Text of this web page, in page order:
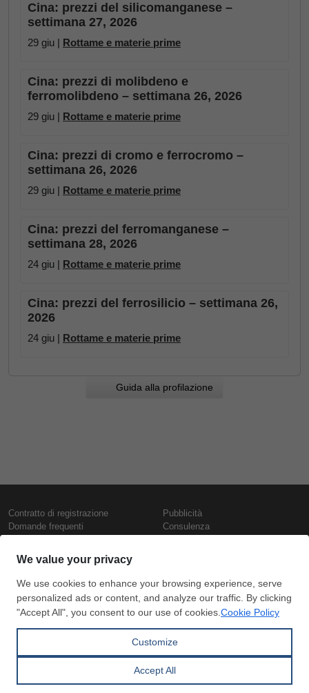
Cina: prezzi del silicomanganese –
settimana 27, 2026
29 giu | Rottame e materie prime
Cina: prezzi di molibdeno e
ferromolibdeno – settimana 26, 2026
29 giu | Rottame e materie prime
Cina: prezzi di cromo e ferrocromo –
settimana 26, 2026
29 giu | Rottame e materie prime
Cina: prezzi del ferromanganese –
settimana 28, 2026
24 giu | Rottame e materie prime
Cina: prezzi del ferrosilicio – settimana 26,
2026
24 giu | Rottame e materie prime
Guida alla profilazione
Contratto di registrazione
Domande frequenti
Presentazione
Contattaci
Termini di utilizzo
Politica di riservatezza
Pubblicità
Consulenza
Prezzi e indici
Prezzi giornalieri rottame
Marketplace Inc.
Tutti i diritti riservati